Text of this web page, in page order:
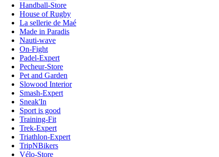
Handball-Store
House of Rugby
La sellerie de Maé
Made in Paradis
Nauti-wave
On-Fight
Padel-Expert
Pecheur-Store
Pet and Garden
Slowood Interior
Smash-Expert
Sneak'In
Sport is good
Training-Fit
Trek-Expert
Triathlon-Expert
TripNBikers
Vélo-Store